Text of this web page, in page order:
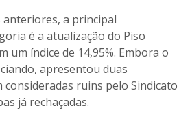
anteriores, a principal
é a atualização do Piso
um índice de 14,95%. Embora o
apresentou duas
ruins pelo Sindicato
já rechaçadas.